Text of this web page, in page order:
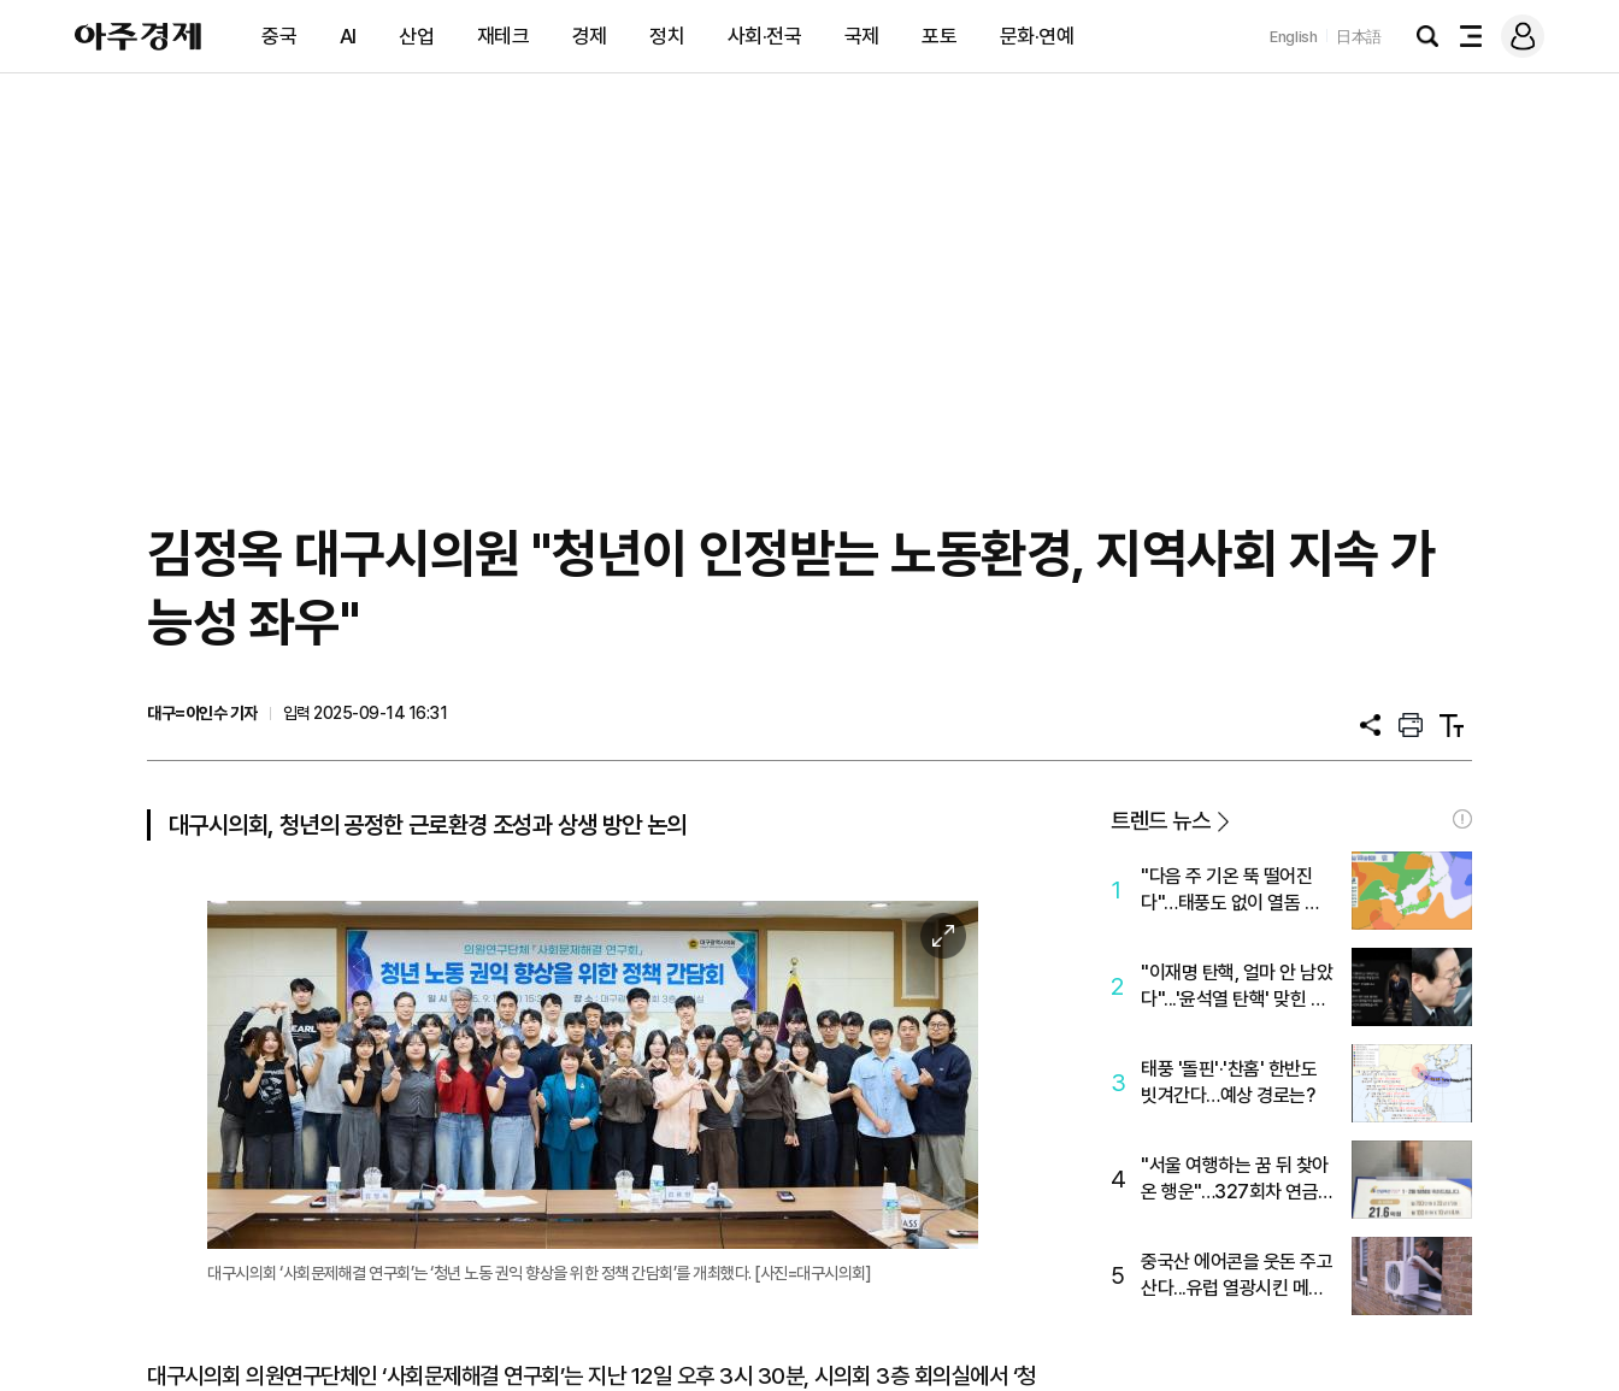
아
주
제
중국 AI 산업 재테크 경제 정치 사회·전국 국제 포토 문화·연예 English 日本語
검
전
메
그
김정옥 대구시의원 "청년이 인정받는 노동환경, 지역사회 지속 가
능성 좌우"
대구=이인수 기자
입력 2025-09-14 16:31
공
프
트
텍
트
대구시의회, 청년의 공정한 근로환경 조성과 상생 방안 논의
이
미
지
확
대
대구시의회 ‘사회문제해결 연구회’는 ‘청년 노동 권익 향상을 위한 정책 간담회’를 개최했다. [사진=대구시의회]
대구시의회 의원연구단체인 ‘사회문제해결 연구회’는 지난 12일 오후 3시 30분, 시의회 3층 회의실에서 ‘청
트렌드 뉴스
1
"다음 주 기온 뚝 떨어진
다"…태풍도 없이 열돔 박
2
"이재명 탄핵, 얼마 안 남았
다"...'윤석열 탄핵' 맞힌 무
3
태풍 '돌핀'·'찬홈' 한반도
빗겨간다…예상 경로는?
4
"서울 여행하는 꿈 뒤 찾아
온 행운"…327회차 연금
5
중국산 에어콘을 웃돈 주고
산다...유럽 열광시킨 메이